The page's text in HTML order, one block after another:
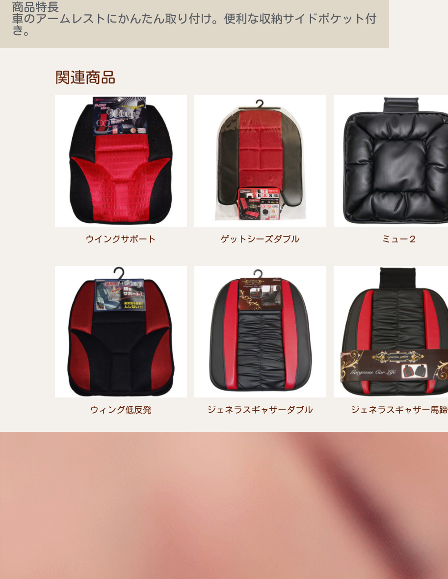
商品特長
車のアームレストにかんたん取り付け。便利な収納サイドポケット付
き。
関連商品
ウイングサポート ゲットシーズダブル ミュー２
ウィング低反発 ジェネラスギャザーダブル ジェネラスギャザー馬蹄